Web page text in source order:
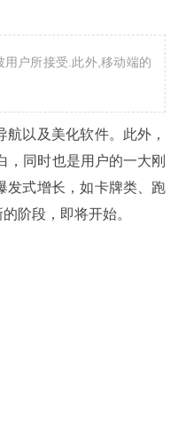
户所接受.此外,移动端的
以及美化软件。此外，
同时也是用户的一大刚
发式增长，如卡牌类、跑
阶段，即将开始。